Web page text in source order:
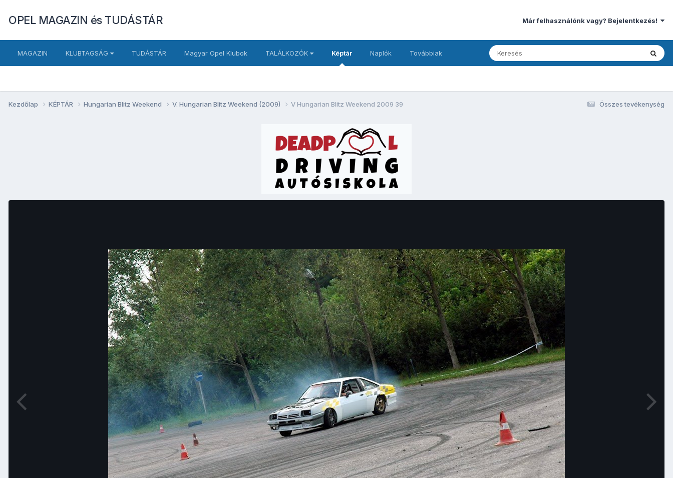
OPEL MAGAZIN és TUDÁSTÁR Már felhasználónk vagy? Bejelentkezés!
MAGAZIN KLUBTAGSÁG TUDÁSTÁR Magyar Opel Klubok TALÁLKOZÓK Képtár Naplók Továbbiak
Összes tevékenység
Kezdőlap KÉPTÁR Hungarian Blitz Weekend V. Hungarian Blitz Weekend (2009) V Hungarian Blitz Weekend 2009 39